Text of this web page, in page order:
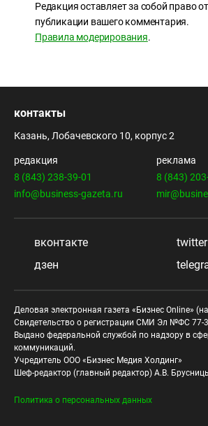
Редакция оставляет за собой право
публикации вашего комментария.
Правила модерирования.
контакты
Казань, Лобачевского 10, корпус 2
редакция
8 (843) 238-39-01
info@business-gazeta.ru
реклама
8 (843)
вконтакте
twitter
дзен
Деловая электронная газета «Бизнес Online»
Свидетельство о регистрации СМИ Эл №ФС 77-
Выдано федеральной службой по надзору в
коммуникаций.
Учредитель ООО «Бизнес Медия Холдинг»
Шеф-редактор (главный редактор) А.В.
Политика о персональных данных